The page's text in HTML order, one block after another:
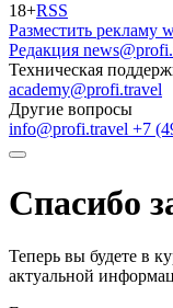
18+RSS
Разместить рекламу
Редакция
Техническая
academy@profi.travel
Другие вопросы
info@profi.travel +7
Спасибо
Теперь вы будете в
актуальной